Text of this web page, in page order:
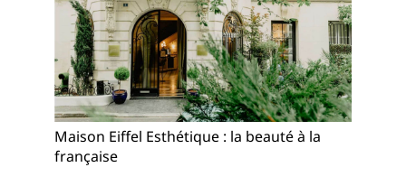
Maison Eiffel Esthétique : la beauté à la
française